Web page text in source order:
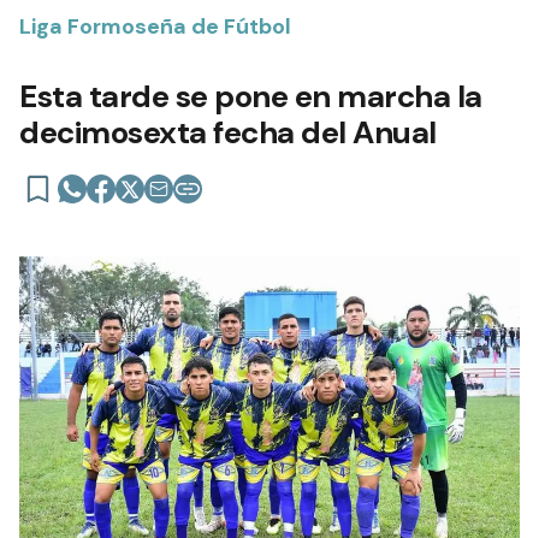
Liga Formoseña de Fútbol
Esta tarde se pone en marcha la
decimosexta fecha del Anual